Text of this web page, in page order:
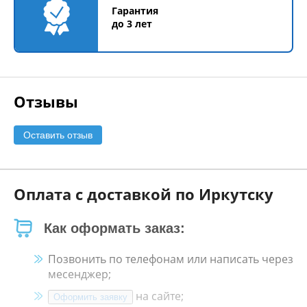
Гарантия
до 3 лет
Отзывы
Оставить отзыв
Оплата с доставкой по Иркутску
Как оформать заказ:
Позвонить по телефонам или написать через
месенджер;
Оформить заявку
на сайте;